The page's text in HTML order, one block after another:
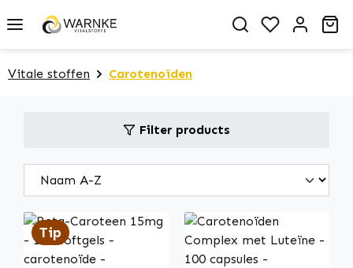
content You have 0
Vitale stoffen Carotenoïden
Filter products
Tip